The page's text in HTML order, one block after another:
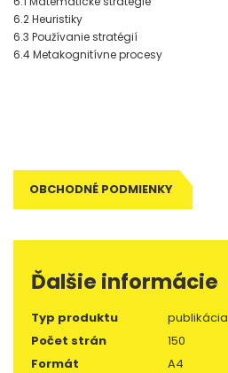
6.2 Heuristiky
6.3 Používanie stratégií
6.4 Metakognitívne procesy
OBCHODNÉ PODMIENKY
Ďalšie informácie
Typ produktu
publikácia
Počet strán
150
Formát
A4